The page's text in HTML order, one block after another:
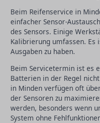
Beim Reifenservice in
einfacher Sensor-
des Sensors. Einige
Kalibrierung umfassen.
Ausgaben zu haben.
Beim Servicetermin ist es
Batterien in der Regel
in Minden verfügen oft
der Sensoren zu
werden, besonders wenn
System ohne